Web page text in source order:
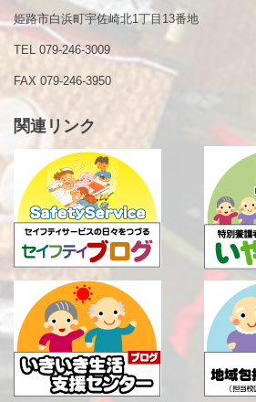
姫路市白浜町宇佐崎北1丁目13番地
TEL 079-246-3009
FAX 079-246-3950
関連リンク